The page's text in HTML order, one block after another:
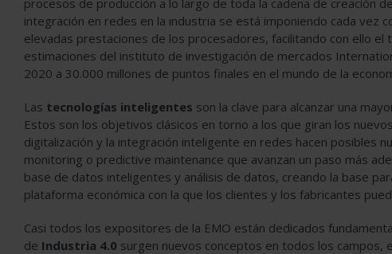
procesos de producción a lo largo de toda la cadena de creación
integración en redes en la industria se está imponiendo cada vez
elevadas prestaciones de los procesadores, facilitando con ello
estimaciones del instituto de investigación de mercados
2020 a 30.000 millones de puntos finales en el mundo de la
Las tecnologías inteligentes son la clave para alcanzar una
Estos son los objetivos clásicos en torno a los que giran los
digitalización y la integración inteligente en redes hacen posibles
monitoring o predictive maintenance que avanzan un paso más
base de datos inteligentes y análisis de datos, creando la base
plataforma económica con la que los clientes y los fabricantes
Casi todos los expositores de la EMO están dedicados
de Industria 4.0 surgen nuevos conceptos en todos los campos,